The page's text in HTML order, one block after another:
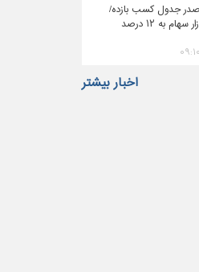
جدول کسب بازده/
میانگین بازده هفتگی بازار سهام به ۱۲ درصد
اخبار بیشتر